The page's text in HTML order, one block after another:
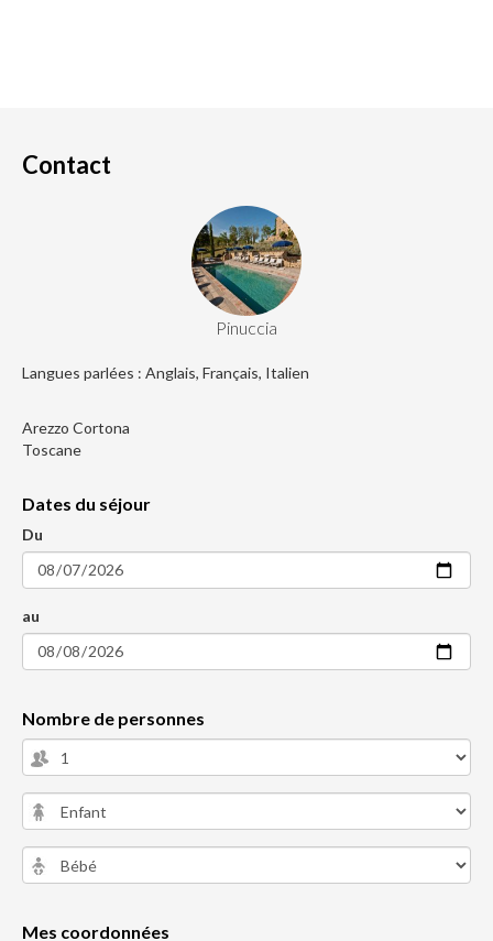
Contact
Pinuccia
Langues parlées : Anglais, Français, Italien
Arezzo Cortona
Toscane
Dates du séjour
Du
au
Nombre de personnes
Mes coordonnées